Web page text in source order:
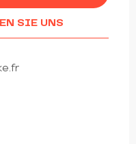
SIE UNS